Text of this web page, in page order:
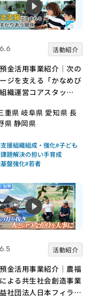
活動紹介
金活用事業紹介｜次の
ジを支える「かなめび
織運営コアスタッ
定非営利活動法人ボラ
リーネイバーズ
重県 岐阜県 愛知県 長
県 静岡県
援組織組成・強化#子ども
題解決の担い手育成
盤強化#若者
活動紹介
金活用事業紹介｜農福
よる共生社会創造事業
益社団法人日本フィラン